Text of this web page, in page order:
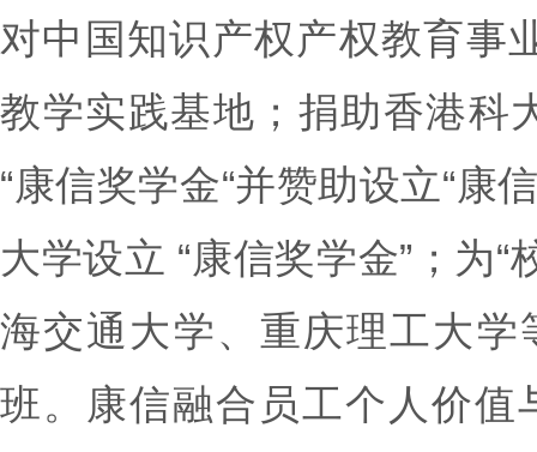
对中国知识产权产权教育事
教学实践基地；捐助香港科
“康信奖学金“并赞助设立“康
大学设立 “康信奖学金”；为
海交通大学、重庆理工大
班。康信融合员工个人价值